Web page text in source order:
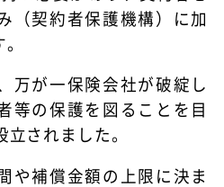
（契約者保護機構）に加
万が一保険会社が破綻し
等の保護を図ることを目
されました。
や補償金額の上限に決ま